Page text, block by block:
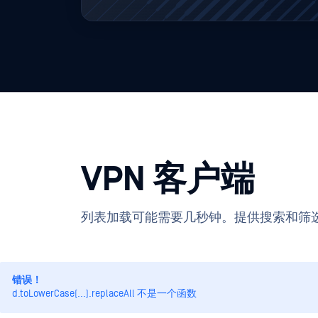
VPN 客户端
列表加载可能需要几秒钟。提供搜索和筛
错误！
d.toLowerCase(...).replaceAll 不是一个函数